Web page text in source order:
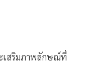
เสริมภาพลักษณ์ที่